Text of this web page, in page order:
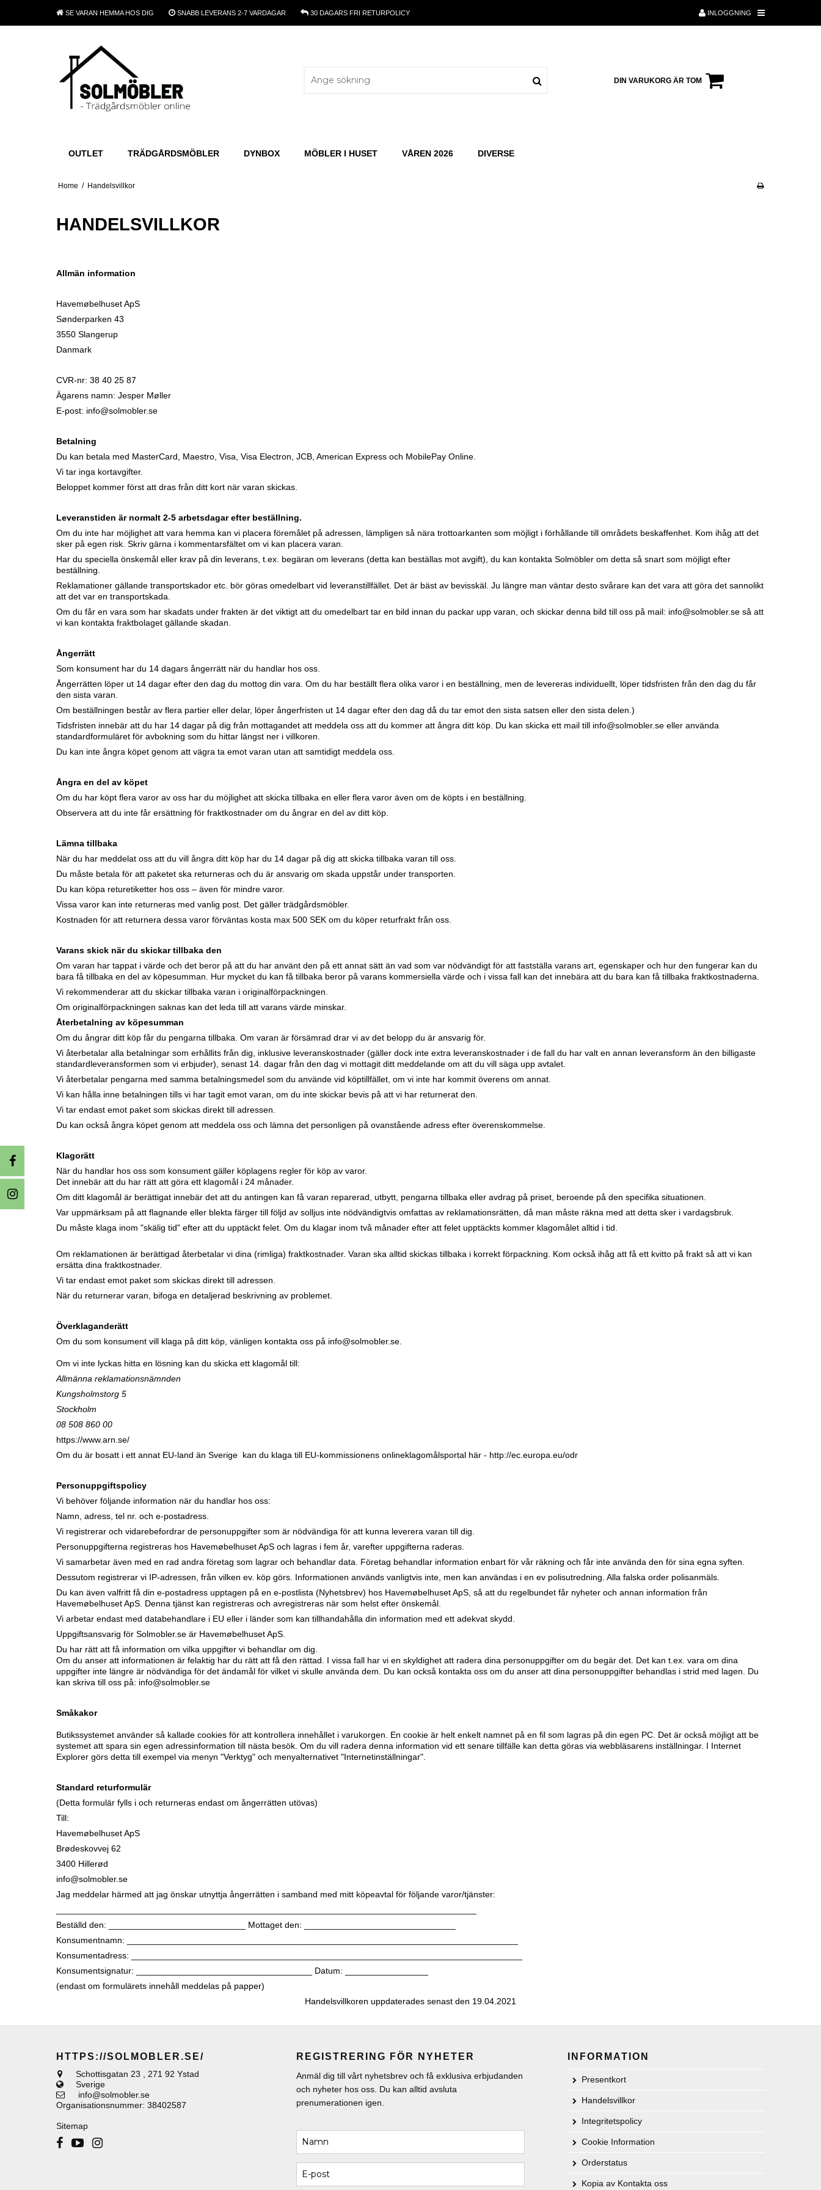
SE VARAN HEMMA HOS DIG SNABB LEVERANS 2-7 VARDAGAR 30 DAGARS FRI RETURPOLICY INLOGGNING
DIN VARUKORG ÄR TOM
OUTLET TRÄDGÅRDSMÖBLER DYNBOX MÖBLER I HUSET VÅREN 2026 DIVERSE
Home / Handelsvillkor
HANDELSVILLKOR
Allmän information
Havemøbelhuset ApS
Sønderparken 43
3550 Slangerup
Danmark
CVR-nr: 38 40 25 87
Ägarens namn: Jesper Møller
E-post: info@solmobler.se
Betalning
Du kan betala med MasterCard, Maestro, Visa, Visa Electron, JCB, American Express och MobilePay Online.
Vi tar inga kortavgifter.
Beloppet kommer först att dras från ditt kort när varan skickas.
Leveranstiden är normalt 2-5 arbetsdagar efter beställning.
Om du inte har möjlighet att vara hemma kan vi placera föremålet på adressen, lämpligen så nära trottoarkanten som möjligt i förhållande till områdets beskaffenhet. Kom ihåg att det
sker på egen risk. Skriv gärna i kommentarsfältet om vi kan placera varan.
Har du speciella önskemål eller krav på din leverans, t.ex. begäran om leverans (detta kan beställas mot avgift), du kan kontakta Solmöbler om detta så snart som möjligt efter
beställning.
Reklamationer gällande transportskador etc. bör göras omedelbart vid leveranstillfället. Det är bäst av bevisskäl. Ju längre man väntar desto svårare kan det vara att göra det sannolikt
att det var en transportskada.
Om du får en vara som har skadats under frakten är det viktigt att du omedelbart tar en bild innan du packar upp varan, och skickar denna bild till oss på mail: info@solmobler.se så att
vi kan kontakta fraktbolaget gällande skadan.
Ångerrätt
Som konsument har du 14 dagars ångerrätt när du handlar hos oss.
Ångerrätten löper ut 14 dagar efter den dag du mottog din vara. Om du har beställt flera olika varor i en beställning, men de levereras individuellt, löper tidsfristen från den dag du får
den sista varan.
Om beställningen består av flera partier eller delar, löper ångerfristen ut 14 dagar efter den dag då du tar emot den sista satsen eller den sista delen.)
Tidsfristen innebär att du har 14 dagar på dig från mottagandet att meddela oss att du kommer att ångra ditt köp. Du kan skicka ett mail till info@solmobler.se eller använda
standardformuläret för avbokning som du hittar längst ner i villkoren.
Du kan inte ångra köpet genom att vägra ta emot varan utan att samtidigt meddela oss.
Ångra en del av köpet
Om du har köpt flera varor av oss har du möjlighet att skicka tillbaka en eller flera varor även om de köpts i en beställning.
Observera att du inte får ersättning för fraktkostnader om du ångrar en del av ditt köp.
Lämna tillbaka
När du har meddelat oss att du vill ångra ditt köp har du 14 dagar på dig att skicka tillbaka varan till oss.
Du måste betala för att paketet ska returneras och du är ansvarig om skada uppstår under transporten.
Du kan köpa returetiketter hos oss – även för mindre varor.
Vissa varor kan inte returneras med vanlig post. Det gäller trädgårdsmöbler.
Kostnaden för att returnera dessa varor förväntas kosta max 500 SEK om du köper returfrakt från oss.
Varans skick när du skickar tillbaka den
Om varan har tappat i värde och det beror på att du har använt den på ett annat sätt än vad som var nödvändigt för att fastställa varans art, egenskaper och hur den fungerar kan du
bara få tillbaka en del av köpesumman. Hur mycket du kan få tillbaka beror på varans kommersiella värde och i vissa fall kan det innebära att du bara kan få tillbaka fraktkostnaderna.
Vi rekommenderar att du skickar tillbaka varan i originalförpackningen.
Om originalförpackningen saknas kan det leda till att varans värde minskar.
Återbetalning av köpesumman
Om du ångrar ditt köp får du pengarna tillbaka. Om varan är försämrad drar vi av det belopp du är ansvarig för.
Vi återbetalar alla betalningar som erhållits från dig, inklusive leveranskostnader (gäller dock inte extra leveranskostnader i de fall du har valt en annan leveransform än den billigaste
standardleveransformen som vi erbjuder), senast 14. dagar från den dag vi mottagit ditt meddelande om att du vill säga upp avtalet.
Vi återbetalar pengarna med samma betalningsmedel som du använde vid köptillfället, om vi inte har kommit överens om annat.
Vi kan hålla inne betalningen tills vi har tagit emot varan, om du inte skickar bevis på att vi har returnerat den.
Vi tar endast emot paket som skickas direkt till adressen.
Du kan också ångra köpet genom att meddela oss och lämna det personligen på ovanstående adress efter överenskommelse.
Klagorätt
När du handlar hos oss som konsument gäller köplagens regler för köp av varor.
Det innebär att du har rätt att göra ett klagomål i 24 månader.
Om ditt klagomål är berättigat innebär det att du antingen kan få varan reparerad, utbytt, pengarna tillbaka eller avdrag på priset, beroende på den specifika situationen.
Var uppmärksam på att flagnande eller blekta färger till följd av solljus inte nödvändigtvis omfattas av reklamationsrätten, då man måste räkna med att detta sker i vardagsbruk.
Du måste klaga inom "skälig tid" efter att du upptäckt felet. Om du klagar inom två månader efter att felet upptäckts kommer klagomålet alltid i tid.
Om reklamationen är berättigad återbetalar vi dina (rimliga) fraktkostnader. Varan ska alltid skickas tillbaka i korrekt förpackning. Kom också ihåg att få ett kvitto på frakt så att vi kan
ersätta dina fraktkostnader.
Vi tar endast emot paket som skickas direkt till adressen.
När du returnerar varan, bifoga en detaljerad beskrivning av problemet.
Överklaganderätt
Om du som konsument vill klaga på ditt köp, vänligen kontakta oss på info@solmobler.se.
Om vi ​​inte lyckas hitta en lösning kan du skicka ett klagomål till:
Allmänna reklamationsnämnden
Kungsholmstorg 5
Stockholm
08 508 860 00
https://www.arn.se/
Om du är bosatt i ett annat EU-land än Sverige kan du klaga till EU-kommissionens onlineklagomålsportal här - http://ec.europa.eu/odr
Personuppgiftspolicy
Vi behöver följande information när du handlar hos oss:
Namn, adress, tel nr. och e-postadress.
Vi registrerar och vidarebefordrar de personuppgifter som är nödvändiga för att kunna leverera varan till dig.
Personuppgifterna registreras hos Havemøbelhuset ApS och lagras i fem år, varefter uppgifterna raderas.
Vi samarbetar även med en rad andra företag som lagrar och behandlar data. Företag behandlar information enbart för vår räkning och får inte använda den för sina egna syften.
Dessutom registrerar vi IP-adressen, från vilken ev. köp görs. Informationen används vanligtvis inte, men kan användas i en ev polisutredning. Alla falska order polisanmäls.
Du kan även valfritt få din e-postadress upptagen på en e-postlista (Nyhetsbrev) hos Havemøbelhuset ApS, så att du regelbundet får nyheter och annan information från
Havemøbelhuset ApS. Denna tjänst kan registreras och avregistreras när som helst efter önskemål.
Vi arbetar endast med databehandlare i EU eller i länder som kan tillhandahålla din information med ett adekvat skydd.
Uppgiftsansvarig för Solmobler.se är Havemøbelhuset ApS.
Du har rätt att få information om vilka uppgifter vi behandlar om dig.
Om du anser att informationen är felaktig har du rätt att få den rättad. I vissa fall har vi en skyldighet att radera dina personuppgifter om du begär det. Det kan t.ex. vara om dina
uppgifter inte längre är nödvändiga för det ändamål för vilket vi skulle använda dem. Du kan också kontakta oss om du anser att dina personuppgifter behandlas i strid med lagen. Du
kan skriva till oss på: info@solmobler.se
Småkakor
Butikssystemet använder så kallade cookies för att kontrollera innehållet i varukorgen. En cookie är helt enkelt namnet på en fil som lagras på din egen PC. Det är också möjligt att be
systemet att spara sin egen adressinformation till nästa besök. Om du vill radera denna information vid ett senare tillfälle kan detta göras via webbläsarens inställningar. I Internet
Explorer görs detta till exempel via menyn "Verktyg" och menyalternativet "Internetinställningar".
Standard returformulär
(Detta formulär fylls i och returneras endast om ångerrätten utövas)
Till:
Havemøbelhuset ApS
Brødeskovvej 62
3400 Hillerød
info@solmobler.se
Jag meddelar härmed att jag önskar utnyttja ångerrätten i samband med mitt köpeavtal för följande varor/tjänster:
Beställd den: ____________________________ Mottaget den: _______________________________
Konsumentnamn: ________________________________________________________________________________
Konsumentadress: ________________________________________________________________________________
Konsumentsignatur: ____________________________________ Datum: _________________
(endast om formulärets innehåll meddelas på papper)
Handelsvillkoren uppdaterades senast den 19.04.2021
HTTPS://SOLMOBLER.SE/
Schottisgatan 23
271 92 Ystad
Sverige
info@solmobler.se
Organisationsnummer: 38402587
Sitemap
REGISTRERING FÖR NYHETER
Anmäl dig till vårt nyhetsbrev och få exklusiva erbjudanden
och nyheter hos oss. Du kan alltid avsluta
prenumerationen igen.
INFORMATION
Presentkort
Handelsvillkor
Integritetspolicy
Cookie Information
Orderstatus
Kopia av Kontakta oss